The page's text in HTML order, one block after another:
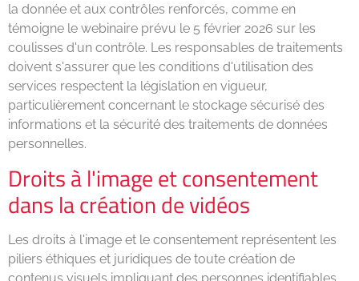
la donnée et aux contrôles renforcés, comme en
témoigne le webinaire prévu le 5 février 2026 sur les
coulisses d'un contrôle. Les responsables de traitements
doivent s'assurer que les conditions d'utilisation des
services respectent la législation en vigueur,
particulièrement concernant le stockage sécurisé des
informations et la sécurité des traitements de données
personnelles.
Droits à l'image et consentement
dans la création de vidéos
Les droits à l'image et le consentement représentent les
piliers éthiques et juridiques de toute création de